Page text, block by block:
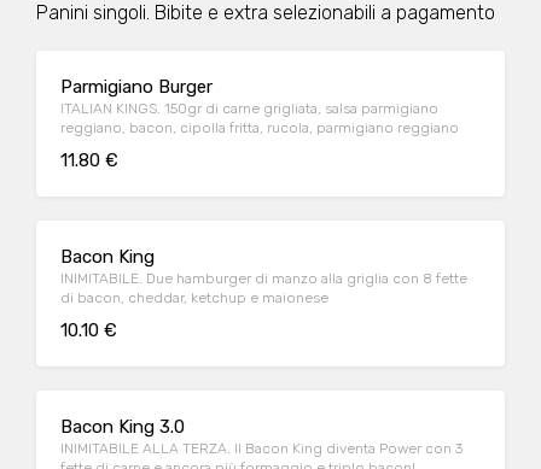
Panini singoli. Bibite e extra selezionabili a pagamento
Parmigiano Burger
ITALIAN KINGS. 150gr di carne grigliata, salsa parmigiano
reggiano, bacon, cipolla fritta, rucola, parmigiano reggiano
11.80 €
Bacon King
INIMITABILE. Due hamburger di manzo alla griglia con 8 fette
di bacon, cheddar, ketchup e maionese
10.10 €
Bacon King 3.0
INIMITABILE ALLA TERZA. Il Bacon King diventa Power con 3